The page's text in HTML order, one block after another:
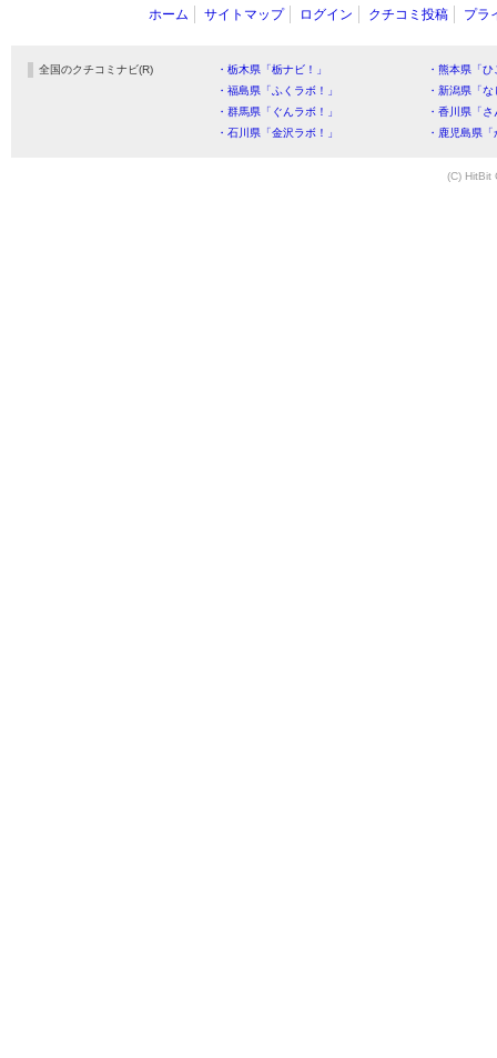
ホーム サイトマップ ログイン クチコミ投稿 プラ
全国のクチコミナビ(R) ・栃木県「栃ナビ！」
・熊本県「
・福島県「ふくラボ！」
・新潟県「
・群馬県「ぐんラボ！」
・香川県「
・石川県「金沢ラボ！」
・鹿児島県
(C) HitBit